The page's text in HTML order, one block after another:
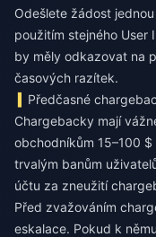
Odešlete žádost
použitím stejného User
by měly odkazovat na
časových razítek.
Předčasné
Chargebacky mají
obchodníkům 15–100
trvalým banům
účtu za zneužití
Před zvažováním
eskalace. Pokud k